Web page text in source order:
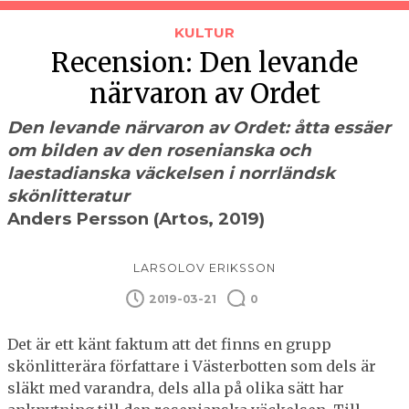
KULTUR
Recension: Den levande
närvaron av Ordet
Den levande närvaron av Ordet: åtta essäer
om bilden av den rosenianska och
laestadianska väckelsen i norrländsk
skönlitteratur
Anders Persson (Artos, 2019)
LARSOLOV ERIKSSON
2019-03-21 0
Det är ett känt faktum att det finns en grupp
skönlitterära författare i Västerbotten som dels är
släkt med varandra, dels alla på olika sätt har